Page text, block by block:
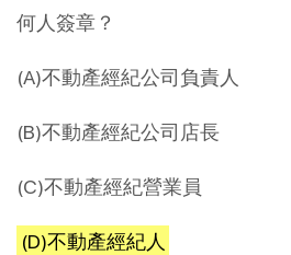
何人簽章？
(A)不動產經紀公司負責人
(B)不動產經紀公司店長
(C)不動產經紀營業員
(D)不動產經紀人